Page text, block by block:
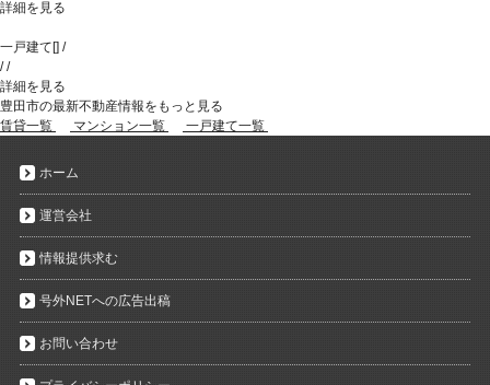
詳細を見る
一戸建て [] /
//
詳細を見る
豊田市の最新不動産情報をもっと見る
賃貸一覧
マンション一覧 一戸建て一覧
ホーム
運営会社
情報提供求む
号外NETへの広告出稿
お問い合わせ